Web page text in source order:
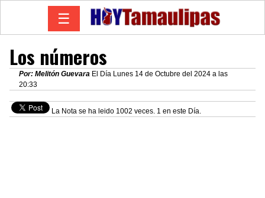
☰
Los números
Por: Melitón Guevara El Día Lunes 14 de Octubre del 2024 a las
20:33
La Nota se ha leido 1002 veces. 1 en este Día.